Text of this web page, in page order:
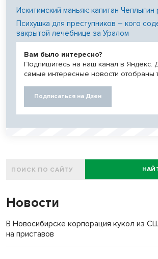
Искитимский маньяк: капитан Чеплыгин
Психушка для преступников – кого
закрытой лечебнице за Уралом
Вам было интересно?
Подпишитесь на наш канал в Яндекс.
самые интересные новости отобраны
Подписаться на Дзен
Новости
В Новосибирске корпорация кукол из
на приставов